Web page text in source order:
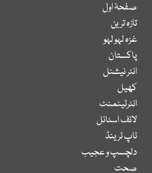
صفحۂ اول
تازہ ترین
غزہ لہو لہو
پاکستان
انٹر نیشنل
کھیل
انٹرٹینمنٹ
لائف اسٹائل
ٹاپ ٹرینڈ
دلچسپ و عجیب
صحت